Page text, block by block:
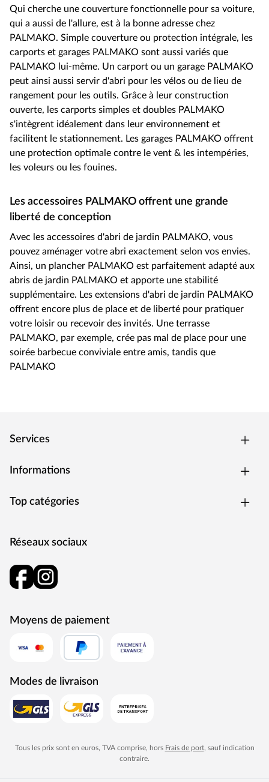
Qui cherche une couverture fonctionnelle pour sa voiture,
qui a aussi de l'allure, est à la bonne adresse chez
PALMAKO. Simple couverture ou protection intégrale, les
carports et garages PALMAKO sont aussi variés que
PALMAKO lui-même. Un carport ou un garage PALMAKO
peut ainsi aussi servir d'abri pour les vélos ou de lieu de
rangement pour les outils. Grâce à leur construction
ouverte, les carports simples et doubles PALMAKO
s'intègrent idéalement dans leur environnement et
facilitent le stationnement. Les garages PALMAKO offrent
une protection optimale contre le vent & les intempéries,
les voleurs ou les fouines.
Les accessoires PALMAKO offrent une grande
liberté de conception
Avec les accessoires d'abri de jardin PALMAKO, vous
pouvez aménager votre abri exactement selon vos envies.
Ainsi, un plancher PALMAKO est parfaitement adapté aux
abris de jardin PALMAKO et apporte une stabilité
supplémentaire. Les extensions d'abri de jardin PALMAKO
offrent encore plus de place et de liberté pour pratiquer
votre loisir ou recevoir des invités. Une terrasse
PALMAKO, par exemple, crée pas mal de place pour une
soirée barbecue conviviale entre amis, tandis que
PALMAKO
Services
Informations
Top catégories
Réseaux sociaux
Moyens de paiement
Modes de livraison
Tous les prix sont en euros, TVA comprise, hors Frais de port, sauf indication
contraire.